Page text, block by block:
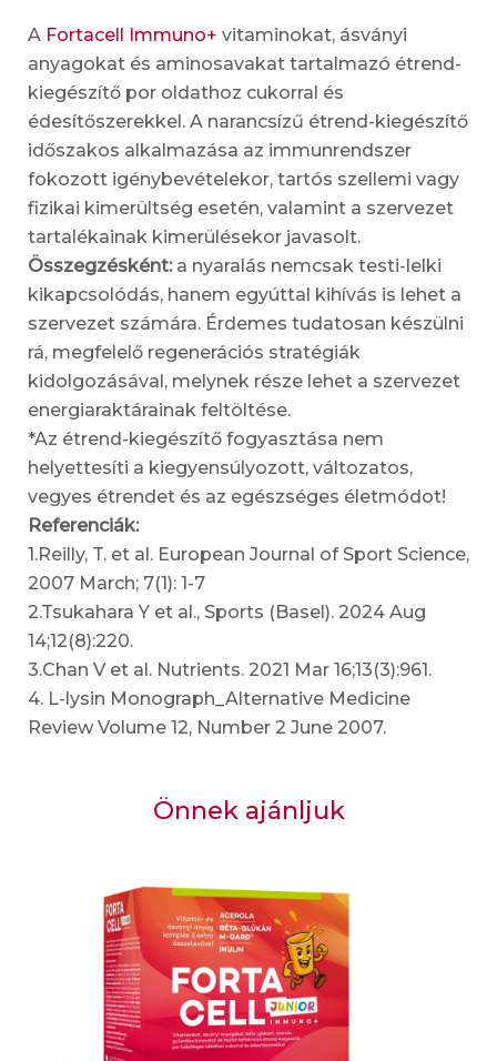
A Fortacell Immuno+ vitaminokat, ásványi
anyagokat és aminosavakat tartalmazó étrend-
kiegészítő por oldathoz cukorral és
édesítőszerekkel. A narancsízű étrend-kiegészítő
időszakos alkalmazása az immunrendszer
fokozott igénybevételekor, tartós szellemi vagy
fizikai kimerültség esetén, valamint a szervezet
tartalékainak kimerülésekor javasolt.
Összegzésként: a nyaralás nemcsak testi-lelki
kikapcsolódás, hanem egyúttal kihívás is lehet a
szervezet számára. Érdemes tudatosan készülni
rá, megfelelő regenerációs stratégiák
kidolgozásával, melynek része lehet a szervezet
energiaraktárainak feltöltése.
*Az étrend-kiegészítő fogyasztása nem
helyettesíti a kiegyensúlyozott, változatos,
vegyes étrendet és az egészséges életmódot!
Referenciák:
1.Reilly, T. et al. European Journal of Sport Science,
2007 March; 7(1): 1-7
2.Tsukahara Y et al., Sports (Basel). 2024 Aug
14;12(8):220.
3.Chan V et al. Nutrients. 2021 Mar 16;13(3):961.
4. L-lysin Monograph_Alternative Medicine
Review Volume 12, Number 2 June 2007.
Önnek ajánljuk